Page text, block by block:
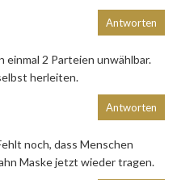
einmal 2 Parteien unwählbar.
herleiten.
Antworten
noch, dass Menschen
Maske jetzt wieder tragen.
Antworten